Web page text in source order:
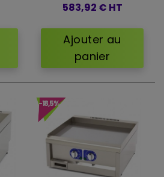
583,92 € HT
Ajouter au
panier
-18,5%